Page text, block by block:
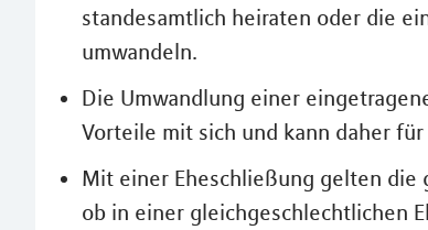
standesamtlich heiraten oder die
umwandeln.
Die Umwandlung einer
Vorteile mit sich und kann daher
Mit einer Eheschließung gelten die
ob in einer gleichgeschlechtlichen